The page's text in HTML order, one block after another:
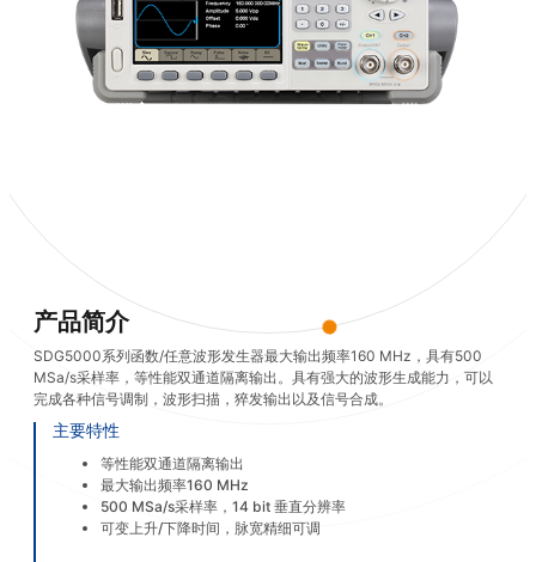
产品简介
SDG5000系列函数/任意波形发生器最大输出频率160 MHz，具有500
MSa/s采样率，等性能双通道隔离输出。具有强大的波形生成能力，可以
完成各种信号调制，波形扫描，猝发输出以及信号合成。
主要特性
等性能双通道隔离输出
最大输出频率160 MHz
500 MSa/s采样率，14 bit 垂直分辨率
可变上升/下降时间，脉宽精细可调